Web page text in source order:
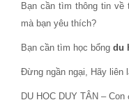
Bạn cần tìm thông tin về
mà bạn yêu thích?
Bạn cần tìm học bổng du
Đừng ngần ngại, Hãy liên
DU HỌC DUY TÂN –